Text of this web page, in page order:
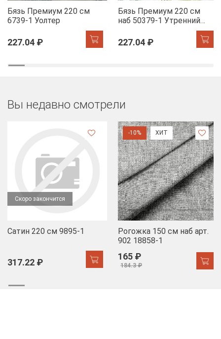
Бязь Премиум 220 см
6739-1 Уолтер
227.04 ₽
Бязь Премиум 220 см
наб 50379-1 Утренний
227.04 ₽
Вы недавно смотрели
Скоро закончится
Сатин 220 см 9895-1
317.22 ₽
-10% ХИТ
Рогожка 150 см наб арт.
902 18858-1
165 ₽
184.3 ₽